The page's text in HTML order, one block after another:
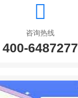
咨询热线
400-6487277